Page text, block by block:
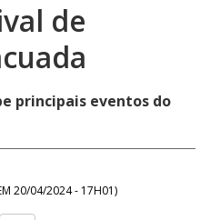
de
principais eventos do
20/04/2024 - 17H01)